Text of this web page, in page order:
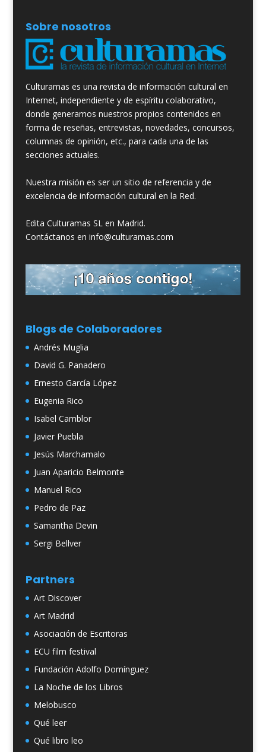
Sobre nosotros
Culturamas es una revista de información cultural en
Internet, independiente y de espíritu colaborativo,
donde generamos nuestros propios contenidos en
forma de reseñas, entrevistas, novedades, concursos,
columnas de opinión, etc., para cada una de las
secciones actuales.
Nuestra misión es ser un sitio de referencia y de
excelencia de información cultural en la Red.
Edita Culturamas SL en Madrid.
Contáctanos en info@culturamas.com
Blogs de Colaboradores
Andrés Muglia
David G. Panadero
Ernesto García López
Eugenia Rico
Isabel Camblor
Javier Puebla
Jesús Marchamalo
Juan Aparicio Belmonte
Manuel Rico
Pedro de Paz
Samantha Devin
Sergi Bellver
Partners
Art Discover
Art Madrid
Asociación de Escritoras
ECU film festival
Fundación Adolfo Domínguez
La Noche de los Libros
Melobusco
Qué leer
Qué libro leo